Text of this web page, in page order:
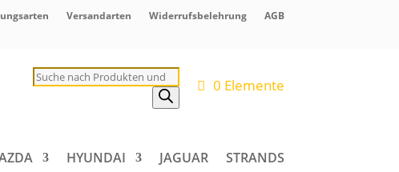
Versandarten Widerrufsbelehrung AGB
Products
search 0 Elemente
HYUNDAI JAGUAR
STRANDS